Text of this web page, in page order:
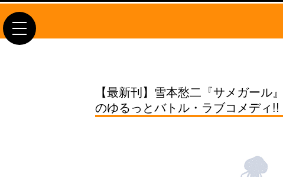
toggle
【最新刊】雪本愁二『サメガー
のゆるっとバトル・ラブコメディ!!